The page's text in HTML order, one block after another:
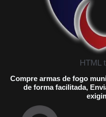
HTML
Compre armas de fogo
de forma facilitada,